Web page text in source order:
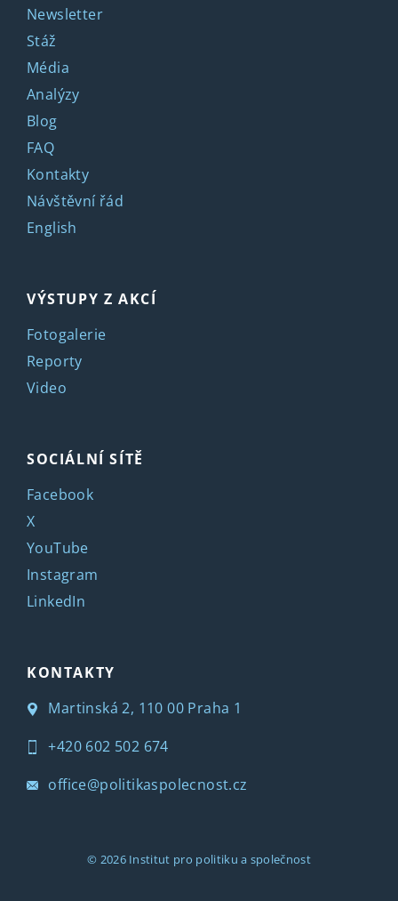
Newsletter
Stáž
Média
Analýzy
Blog
FAQ
Kontakty
Návštěvní řád
English
VÝSTUPY Z AKCÍ
Fotogalerie
Reporty
Video
SOCIÁLNÍ SÍTĚ
Facebook
X
YouTube
Instagram
LinkedIn
KONTAKTY
Martinská 2, 110 00 Praha 1
+420 602 502 674
office@politikaspolecnost.cz
© 2026 Institut pro politiku a společnost